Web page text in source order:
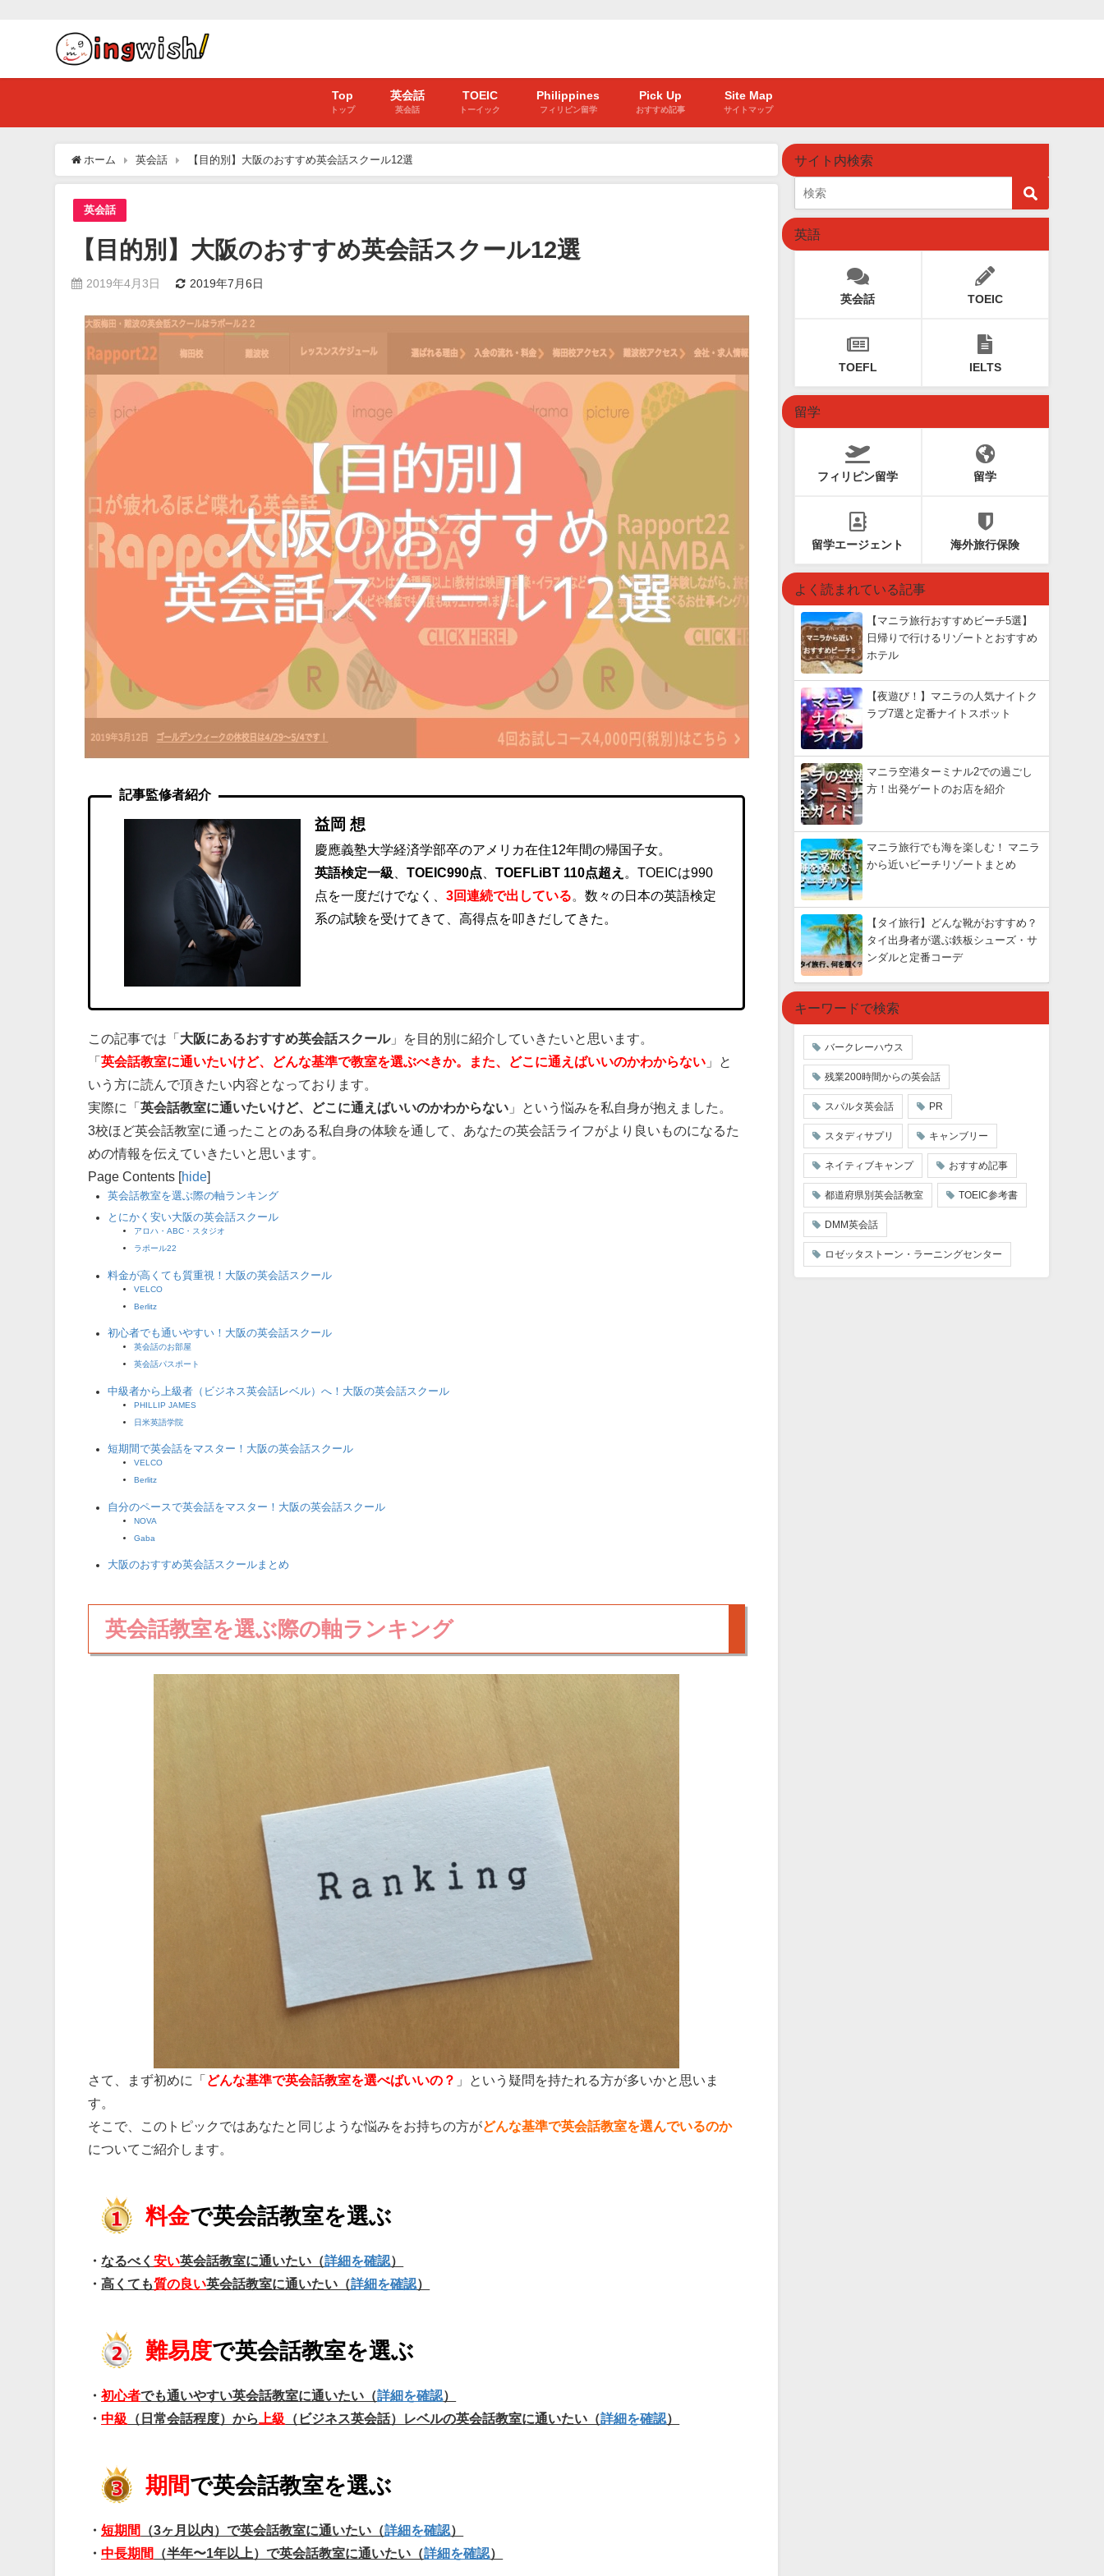
Top
トップ
英会話
英会話
TOEIC
トーイック
Philippines
フィリピン留学
Pick Up
おすすめ記事
Site Map
サイトマップ
ホーム 英会話 【目的別】大阪のおすすめ英会話スクール12選
英会話
【目的別】大阪のおすすめ英会話スクール12選
2019年4月3日 2019年7月6日
記事監修者紹介
益岡 想
慶應義塾大学経済学部卒のアメリカ在住12年間の帰国子女。
英語検定一級
TOEIC990点 TOEFLiBT 110点超え
TOEICは990
点を一度だけでなく、 3回連続で出している
数々の日本の英語検定
系の試験を受けてきて、高得点を叩きだしてきた。
この記事では「 大阪にあるおすすめ英会話スクール」を目的別に紹介していきたいと思います。
「英会話教室に通いたいけど、どんな基準で教室を選ぶべきか。また、どこに通えばいいのかわからない 」と
いう方に読んで頂きたい内容となっております。
実際に「英会話教室に通いたいけど、どこに通えばいいのかわからない 」という悩みを私自身が抱えました。
3校ほど英会話教室に通ったことのある私自身の体験を通して、あなたの英会話ライフがより良いものになるた
めの情報を伝えていきたいと思います。
Page Contents [hide]
英会話教室を選ぶ際の軸ランキング
とにかく安い大阪の英会話スクール
アロハ・ABC・スタジオ
ラポール22
料金が高くても質重視！大阪の英会話スクール
VELCO
Berlitz
初心者でも通いやすい！大阪の英会話スクール
英会話のお部屋
英会話パスポート
中級者から上級者（ビジネス英会話レベル）へ！大阪の英会話スクール
PHILLIP JAMES
日米英語学院
短期間で英会話をマスター！大阪の英会話スクール
VELCO
Berlitz
自分のペースで英会話をマスター！大阪の英会話スクール
NOVA
Gaba
大阪のおすすめ英会話スクールまとめ
英会話教室を選ぶ際の軸ランキング
さて、まず初めに「 どんな基準で英会話教室を選べばいいの？ 」という疑問を持たれる方が多いかと思いま
す。
そこで、このトピックではあなたと同じような悩みをお持ちの方がどんな基準で英会話教室を選んでいるのか
についてご紹介します。
料金で英会話教室を選ぶ
・なるべく安い英会話教室に通いたい（詳細を確認）
・高くても質の良い英会話教室に通いたい（詳細を確認）
難易度で英会話教室を選ぶ
・初心者でも通いやすい英会話教室に通いたい（詳細を確認）
・中級 （日常会話程度）から 上級 （ビジネス英会話）レベルの英会話教室に通いたい（詳細を確認）
期間で英会話教室を選ぶ
・短期間 （3ヶ月以内）で英会話教室に通いたい（詳細を確認）
・中長期間 （半年〜1年以上）で英会話教室に通いたい（詳細を確認）
サイト内検索
英語
英会話 TOEIC
TOEFL IELTS
留学
フィリピン留学 留学
留学エージェント 海外旅行保険
よく読まれている記事
【マニラ旅行おすすめビーチ5選】
日帰りで行けるリゾートとおすすめ
ホテル
【夜遊び！】マニラの人気ナイトク
ラブ7選と定番ナイトスポット
マニラ空港ターミナル2での過ごし
方！出発ゲートのお店を紹介
マニラ旅行でも海を楽しむ！ マニラ
から近いビーチリゾートまとめ
【タイ旅行】どんな靴がおすすめ？
タイ出身者が選ぶ鉄板シューズ・サ
ンダルと定番コーデ
キーワードで検索
バークレーハウス
残業200時間からの英会話
スパルタ英会話 PR
スタディサプリ キャンブリー
ネイティブキャンプ おすすめ記事
都道府県別英会話教室 TOEIC参考書
DMM英会話
ロゼッタストーン・ラーニングセンター